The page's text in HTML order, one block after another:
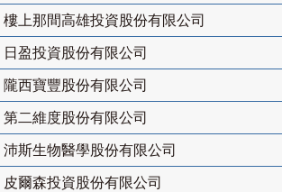
樓上那間高雄投資股份有限公司
日盈投資股份有限公司
隴西寶豐股份有限公司
第二維度股份有限公司
沛斯生物醫學股份有限公司
皮爾森投資股份有限公司